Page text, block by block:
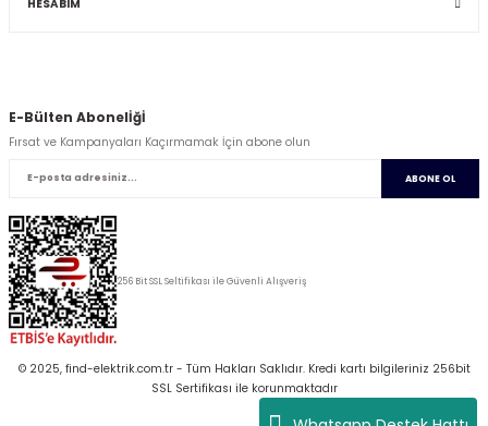
HESABIM
E-Bülten Abonelİğİ
Fırsat ve Kampanyaları Kaçırmamak İçin abone olun
ABONE OL
256 Bit SSL Seltifikası ile Güvenli Alışveriş
© 2025, find-elektrik.com.tr - Tüm Hakları Saklıdır. Kredi kartı bilgileriniz 256bit
SSL Sertifikası ile korunmaktadır